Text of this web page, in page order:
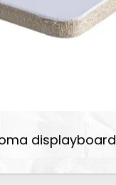
displayboard